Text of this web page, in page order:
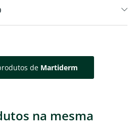
de Martiderm
na mesma